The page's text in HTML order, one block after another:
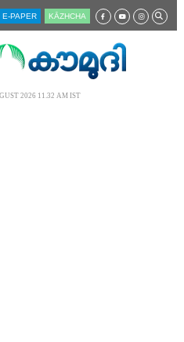
E-PAPER KĀZHCHA
2026 11.32 AM IST